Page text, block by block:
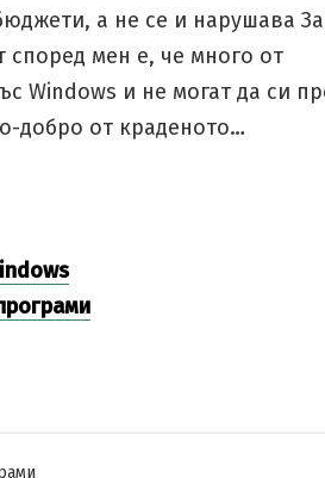
а не се и нарушава
според мен е, че много от
Windows и не могат да си
добро от краденото…